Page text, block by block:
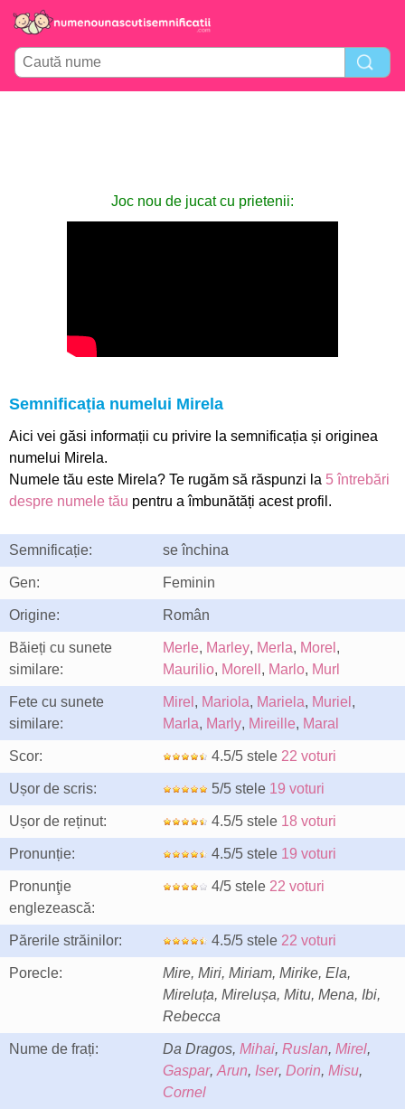
Joc nou de jucat cu prietenii:
Semnificația numelui Mirela
Aici vei găsi informații cu privire la semnificația și originea
numelui Mirela.
Numele tău este Mirela? Te rugăm să răspunzi la 5 întrebări
despre numele tău pentru a îmbunătăți acest profil.
Semnificație: se închina
Gen: Feminin
Origine: Român
Băieți cu sunete
similare:
Merle, Marley, Merla, Morel ,
Maurilio, Morell , Marlo, Murl
Fete cu sunete
similare:
Mirel , Mariola, Mariela, Muriel ,
Marla, Marly, Mireille, Maral
Scor: 4.5/5 stele 22 voturi
Ușor de scris: 5/5 stele 19 voturi
Ușor de reținut: 4.5/5 stele 18 voturi
Pronunție: 4.5/5 stele 19 voturi
Pronunţie
englezească:
4/5 stele 22 voturi
Părerile străinilor: 4.5/5 stele 22 voturi
Porecle:
Mire, Miri, Miriam, Mirike, Ela,
Mireluța, Mirelușa, Mitu, Mena, Ibi,
Rebecca
Nume de frați: Da Dragos, Mihai, Ruslan, Mirel,
Gaspar, Arun, Iser, Dorin, Misu,
Cornel